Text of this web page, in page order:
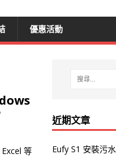
優惠活動
等
近期文章
Eufy S1 安裝污